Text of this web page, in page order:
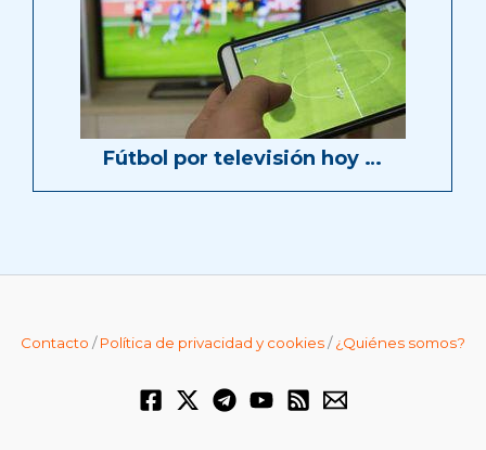
Fútbol por televisión hoy …
Contacto /Política de privacidad y cookies/¿Quiénes somos?